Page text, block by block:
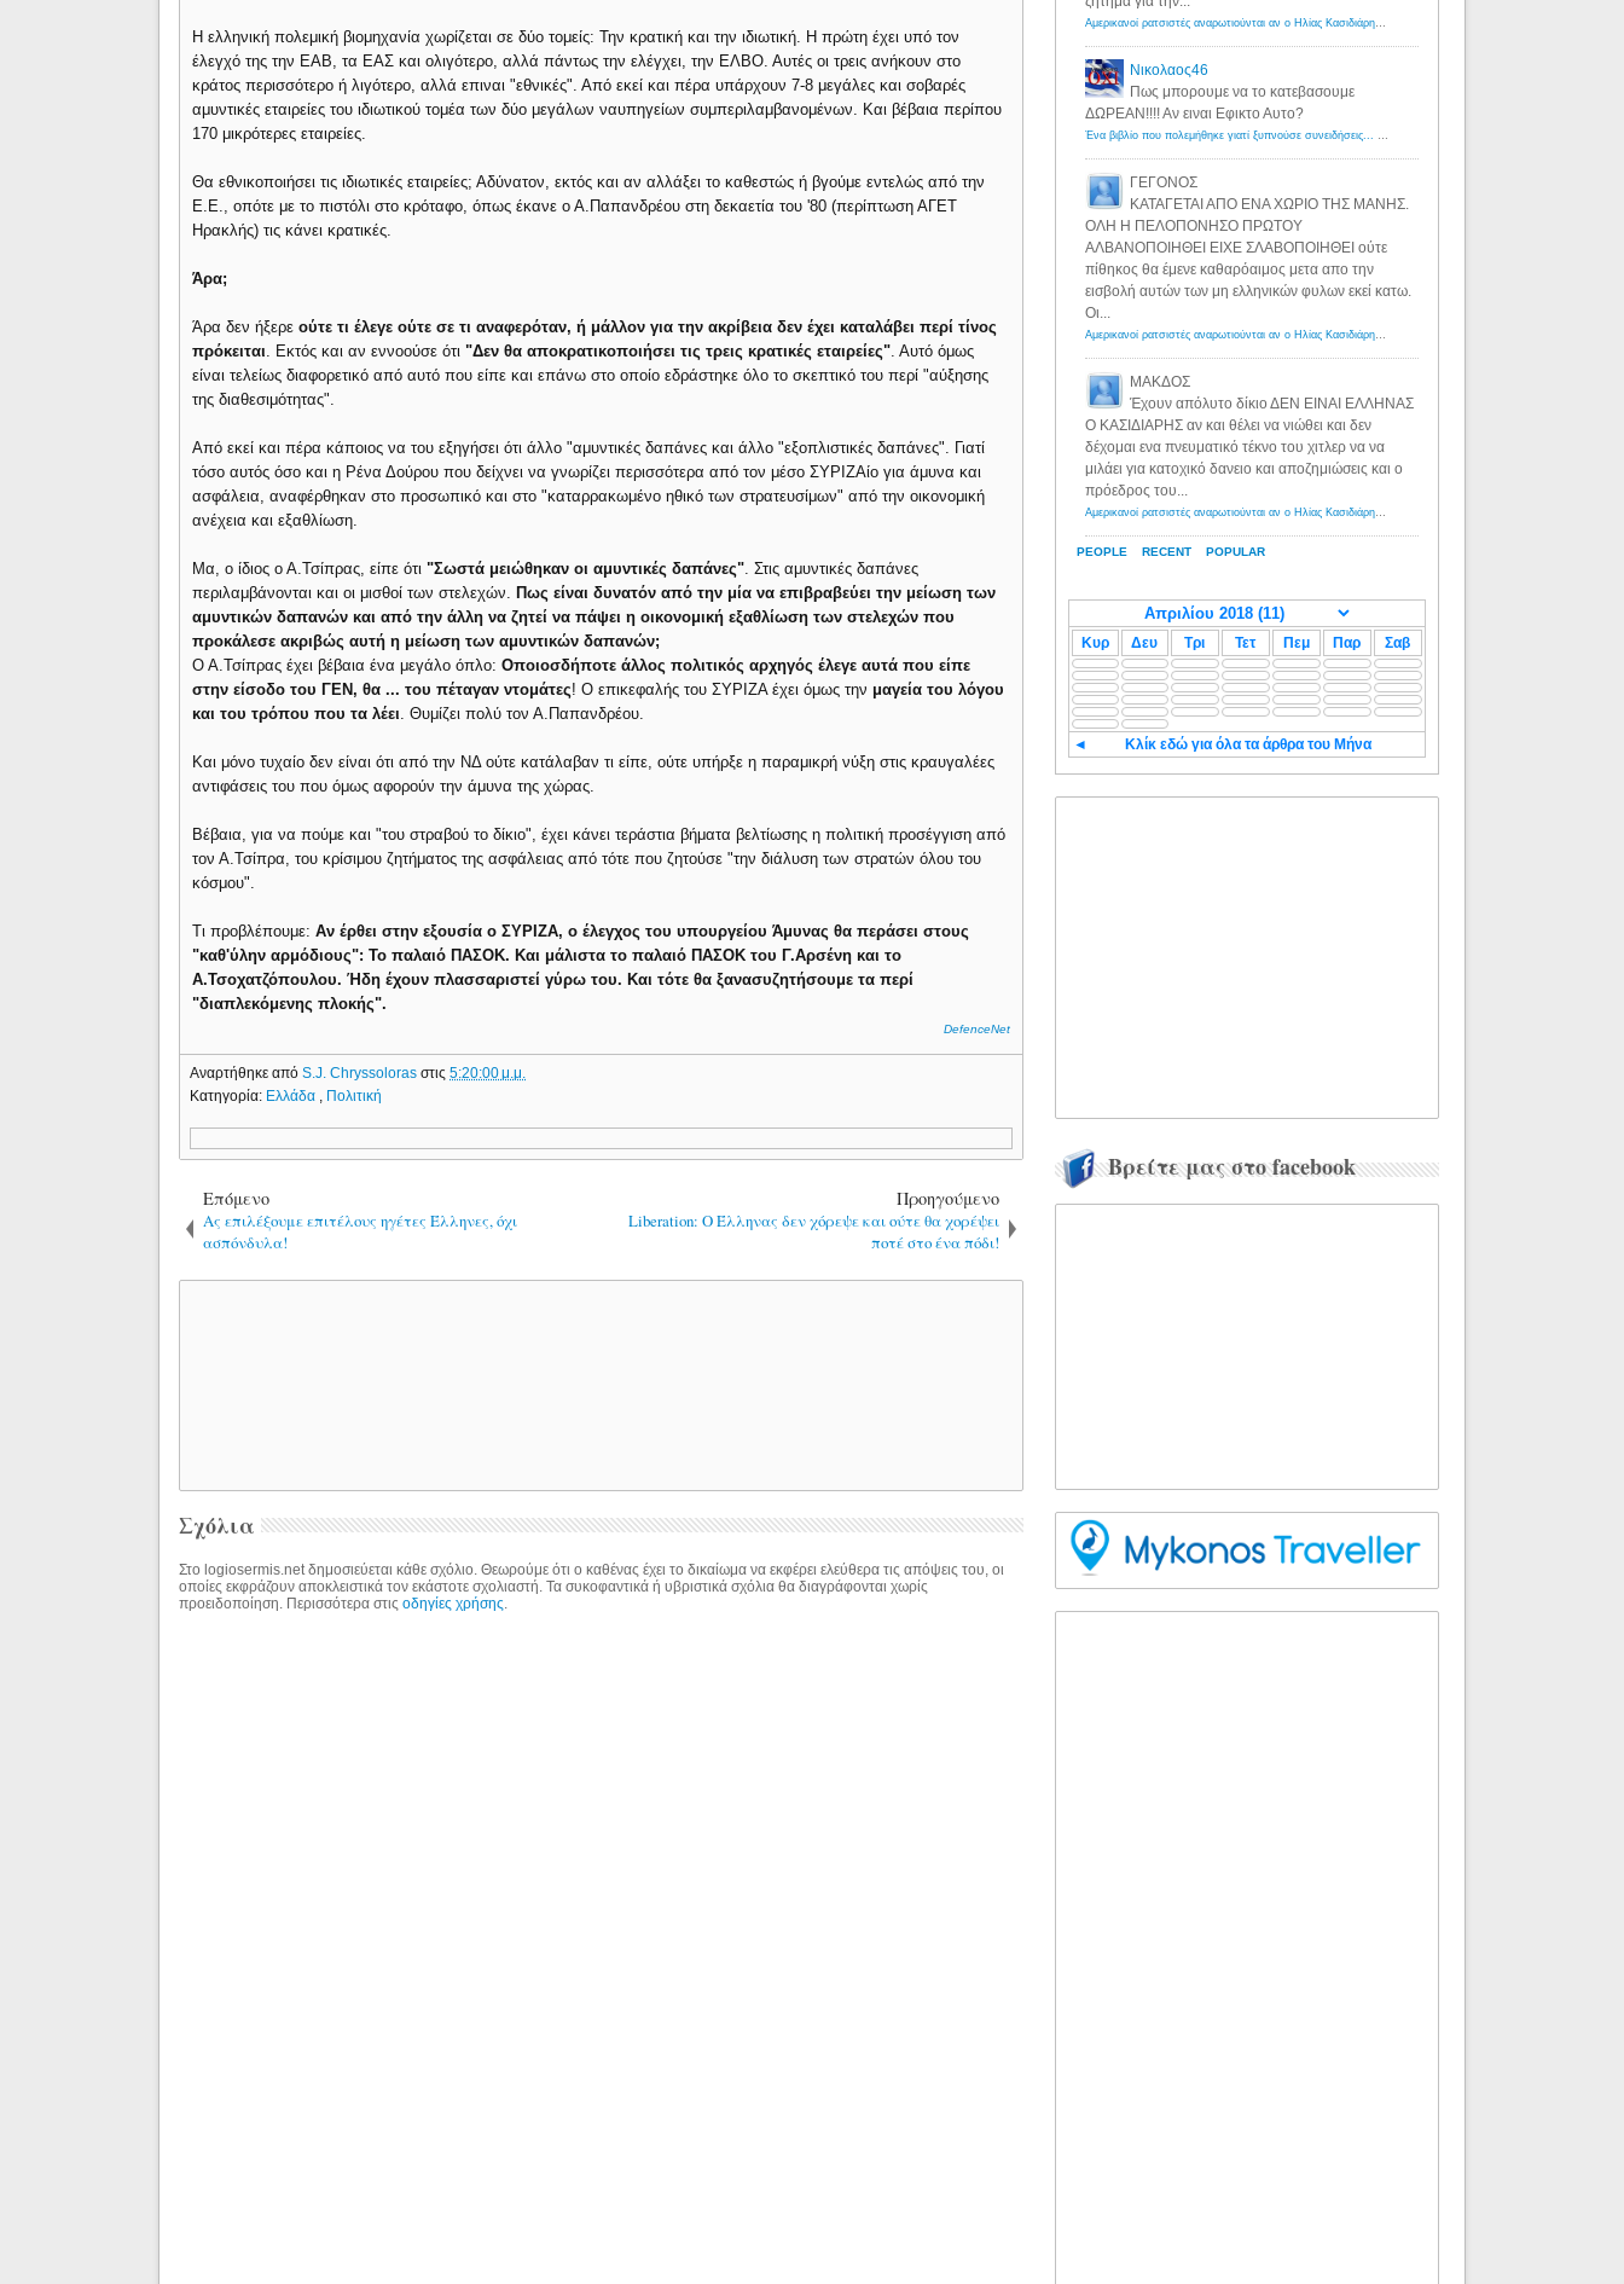
Η ελληνική πολεμική βιομηχανία χωρίζεται σε δύο τομείς: Την κρατική και την ιδιωτική. Η πρώτη έχει υπό τον
έλεγχό της την ΕΑΒ, τα ΕΑΣ και ολιγότερο, αλλά πάντως την ελέγχει, την ΕΛΒΟ. Αυτές οι τρεις ανήκουν στο
κράτος περισσότερο ή λιγότερο, αλλά επιναι "εθνικές". Από εκεί και πέρα υπάρχουν 7-8 μεγάλες και σοβαρές
αμυντικές εταιρείες του ιδιωτικού τομέα των δύο μεγάλων ναυπηγείων συμπεριλαμβανομένων. Και βέβαια περίπου
170 μικρότερες εταιρείες.
Θα εθνικοποιήσει τις ιδιωτικές εταιρείες; Αδύνατον, εκτός και αν αλλάξει το καθεστώς ή βγούμε εντελώς από την
Ε.Ε., οπότε με το πιστόλι στο κρόταφο, όπως έκανε ο Α.Παπανδρέου στη δεκαετία του '80 (περίπτωση ΑΓΕΤ
Ηρακλής) τις κάνει κρατικές.
Άρα;
Άρα δεν ήξερεούτε τι έλεγε ούτε σε τι αναφερόταν, ή μάλλον για την ακρίβεια δεν έχει καταλάβει περί τίνος
πρόκειται. Εκτός και αν εννοούσε ότι "Δεν θα αποκρατικοποιήσει τις τρεις κρατικές εταιρείες". Αυτό όμως
είναι τελείως διαφορετικό από αυτό που είπε και επάνω στο οποίο εδράστηκε όλο το σκεπτικό του περί "αύξησης
της διαθεσιμότητας".
Από εκεί και πέρα κάποιος να του εξηγήσει ότι άλλο "αμυντικές δαπάνες και άλλο "εξοπλιστικές δαπάνες". Γιατί
τόσο αυτός όσο και η Ρένα Δούρου που δείχνει να γνωρίζει περισσότερα από τον μέσο ΣΥΡΙΖΑίο για άμυνα και
ασφάλεια, αναφέρθηκαν στο προσωπικό και στο "καταρρακωμένο ηθικό των στρατευσίμων" από την οικονομική
ανέχεια και εξαθλίωση.
Μα, ο ίδιος ο Α.Τσίπρας, είπε ότι "Σωστά μειώθηκαν οι αμυντικές δαπάνες". Στις αμυντικές δαπάνες
περιλαμβάνονται και οι μισθοί των στελεχών. Πως είναι δυνατόν από την μία να επιβραβεύει την μείωση των
αμυντικών δαπανών και από την άλλη να ζητεί να πάψει η οικονομική εξαθλίωση των στελεχών που
προκάλεσε ακριβώς αυτή η μείωση των αμυντικών δαπανών;
Ο Α.Τσίπρας έχει βέβαια ένα μεγάλο όπλο:Οποιοσδήποτε άλλος πολιτικός αρχηγός έλεγε αυτά που είπε
στην είσοδο του ΓΕΝ, θα ... του πέταγαν ντομάτες! Ο επικεφαλής του ΣΥΡΙΖΑ έχει όμως την μαγεία του λόγου
και του τρόπου που τα λέει. Θυμίζει πολύ τον Α.Παπανδρέου.
Και μόνο τυχαίο δεν είναι ότι από την ΝΔ ούτε κατάλαβαν τι είπε, ούτε υπήρξε η παραμικρή νύξη στις κραυγαλέες
αντιφάσεις του που όμως αφορούν την άμυνα της χώρας.
Βέβαια, για να πούμε και "του στραβού το δίκιο", έχει κάνει τεράστια βήματα βελτίωσης η πολιτική προσέγγιση από
τον Α.Τσίπρα, του κρίσιμου ζητήματος της ασφάλειας από τότε που ζητούσε "την διάλυση των στρατών όλου του
κόσμου".
Τι προβλέπουμε:Αν έρθει στην εξουσία ο ΣΥΡΙΖΑ, ο έλεγχος του υπουργείου Άμυνας θα περάσει στους
"καθ'ύλην αρμόδιους": Το παλαιό ΠΑΣΟΚ. Και μάλιστα το παλαιό ΠΑΣΟΚ του Γ.Αρσένη και το
Α.Τσοχατζόπουλου. Ήδη έχουν πλασσαριστεί γύρω του. Και τότε θα ξανασυζητήσουμε τα περί
"διαπλεκόμενης πλοκής".
DefenceNet
Αναρτήθηκε απόS.J. Chryssolorasστις5:20:00 μ.μ.
Κατηγορία: Ελλάδα Πολιτική
Επόμενο
Ας επιλέξουμε επιτέλους ηγέτες Έλληνες, όχι
ασπόνδυλα!
Προηγούμενο
Liberation: Ο Έλληνας δεν χόρεψε και ούτε θα χορέψει
ποτέ στο ένα πόδι!
Σχόλια
Στο logiosermis.net δημοσιεύεται κάθε σχόλιο. Θεωρούμε ότι ο καθένας έχει το δικαίωμα να εκφέρει ελεύθερα τις απόψεις του, οι
οποίες εκφράζουν αποκλειστικά τον εκάστοτε σχολιαστή. Τα συκοφαντικά ή υβριστικά σχόλια θα διαγράφονται χωρίς
προειδοποίηση. Περισσότερα στιςοδηγίες χρήσης
PEOPLE RECENT POPULAR
Αμερικανοί ρατσιστές αναρωτιούνται αν ο Ηλίας Κασιδιάρης ανήκει στη λευκή φυλή... - Λόγιος Ερμής
Νικολαος46
Πως μπορουμε να το κατεβασουμε
ΔΩΡΕΑΝ!!!! Αν ειναι Εφικτο Αυτο?
Ένα βιβλίο που πολεμήθηκε γιατί ξυπνούσε συνειδήσεις... - Λόγιος Ερμής | Η γνώση ξεκινάει με την αναζήτηση...
ΓΕΓΟΝΟΣ
ΚΑΤΑΓΕΤΑΙ ΑΠΟ ΕΝΑ ΧΩΡΙΟ ΤΗΣ ΜΑΝΗΣ.
ΟΛΗ Η ΠΕΛΟΠΟΝΗΣΟ ΠΡΩΤΟΥ
ΑΛΒΑΝΟΠΟΙΗΘΕΙ ΕΙΧΕ ΣΛΑΒΟΠΟΙΗΘΕΙ ούτε
πίθηκος θα έμενε καθαρόαιμος μετα απο την
εισβολή αυτών των μη ελληνικών φυλων εκεί κατω.
Οι...
Αμερικανοί ρατσιστές αναρωτιούνται αν ο Ηλίας Κασιδιάρης ανήκει στη λευκή φυλή... - Λόγιος Ερμής
ΜΑΚΔΟΣ
Έχουν απόλυτο δίκιο ΔΕΝ ΕΙΝΑΙ ΕΛΛΗΝΑΣ
Ο ΚΑΣΙΔΙΑΡΗΣ αν και θέλει να νιώθει και δεν
δέχομαι ενα πνευματικό τέκνο του χιτλερ να να
μιλάει για κατοχικό δανειο και αποζημιώσεις και ο
πρόεδρος του...
Αμερικανοί ρατσιστές αναρωτιούνται αν ο Ηλίας Κασιδιάρης ανήκει στη λευκή φυλή... - Λόγιος Ερμής
Κυρ Δευ Τρι Τετ Πεμ Παρ Σαβ
◄ Κλίκ εδώ για όλα τα άρθρα του Μήνα
Βρείτε μας στο facebook